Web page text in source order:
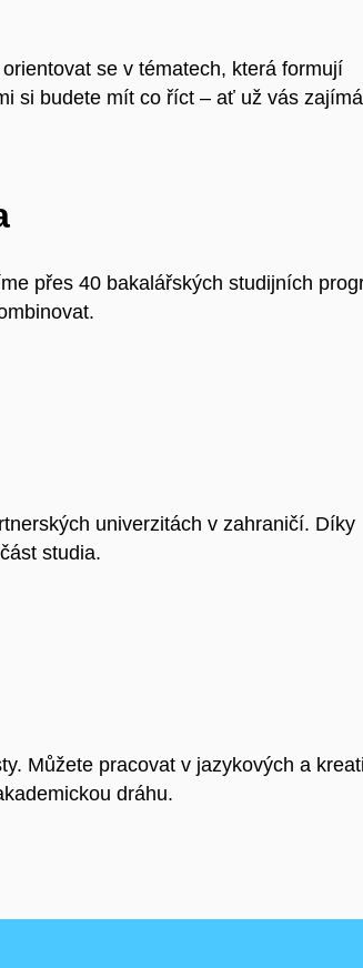
se v tématech, která formují
si budete mít co říct – ať už vás zajímá
přes 40 bakalářských studijních
univerzitách v zahraničí. Díky
studia.
Můžete pracovat v jazykových a
dráhu.